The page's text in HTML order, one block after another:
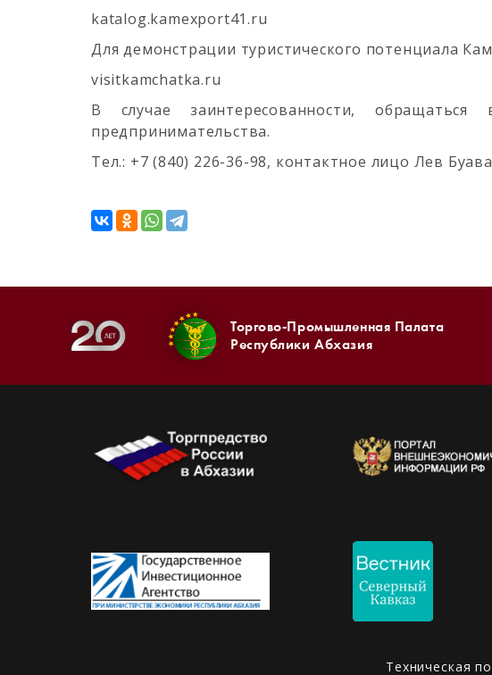
katalog.kamexport41.ru
Для демонстрации туристического потенциала
visitkamchatka.ru
В случае заинтересованности,
предпринимательства.
Тел.: +7 (840) 226-36-98, контактное лицо Лев
Торгово-Промышленная Палата
Республики Абхазия
Техническая